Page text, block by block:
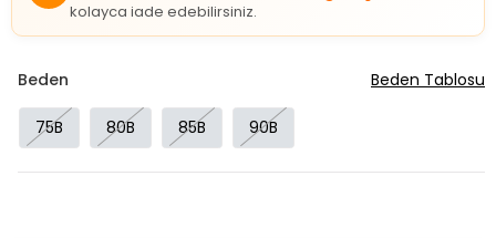
kolayca iade edebilirsiniz.
Beden
75B 80B 85B 90B
Beden Tablosu